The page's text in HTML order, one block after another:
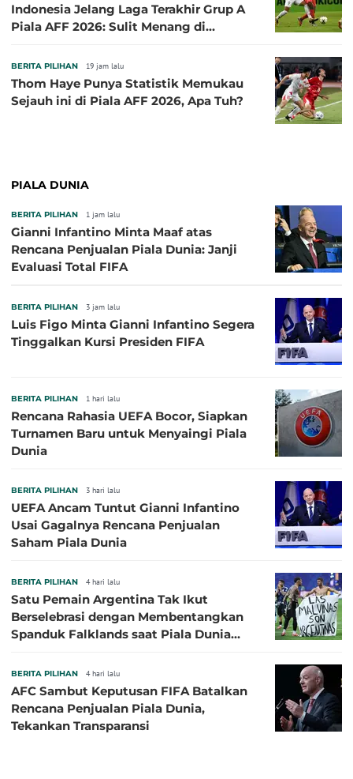
Indonesia Jelang Laga Terakhir Grup A
Piala AFF 2026: Sulit Menang di
BERITA PILIHAN 19 jam lalu
Thom Haye Punya Statistik Memukau
Sejauh ini di Piala AFF 2026, Apa Tuh?
PIALA DUNIA
BERITA PILIHAN 1 jam lalu
Gianni Infantino Minta Maaf atas
Rencana Penjualan Piala Dunia: Janji
Evaluasi Total FIFA
BERITA PILIHAN 3 jam lalu
Luis Figo Minta Gianni Infantino Segera
Tinggalkan Kursi Presiden FIFA
BERITA PILIHAN 1 hari lalu
Rencana Rahasia UEFA Bocor, Siapkan
Turnamen Baru untuk Menyaingi Piala
Dunia
BERITA PILIHAN 3 hari lalu
UEFA Ancam Tuntut Gianni Infantino
Usai Gagalnya Rencana Penjualan
Saham Piala Dunia
BERITA PILIHAN 4 hari lalu
Satu Pemain Argentina Tak Ikut
Berselebrasi dengan Membentangkan
Spanduk Falklands saat Piala Dunia
BERITA PILIHAN 4 hari lalu
AFC Sambut Keputusan FIFA Batalkan
Rencana Penjualan Piala Dunia,
Tekankan Transparansi